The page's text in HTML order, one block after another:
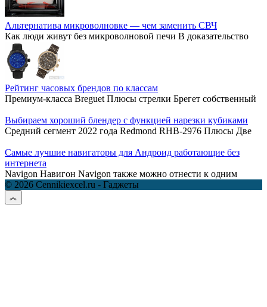
Альтернатива микроволновке — чем заменить СВЧ
Как люди живут без микроволновой печи В доказательство
Рейтинг часовых брендов по классам
Премиум-класса Breguet Плюсы стрелки Брегет собственный
Выбираем хороший блендер с функцией нарезки кубиками
Средний сегмент 2022 года Redmond RHB-2976 Плюсы Две
Самые лучшие навигаторы для Андроид работающие без
интернета
Navigon Навигон Navigon также можно отнести к одним
© 2026 Cennikiexcel.ru - Гаджеты